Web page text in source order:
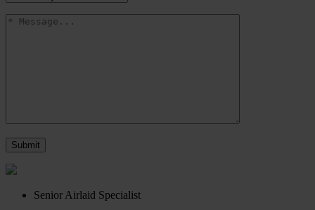
Senior Airlaid Specialist